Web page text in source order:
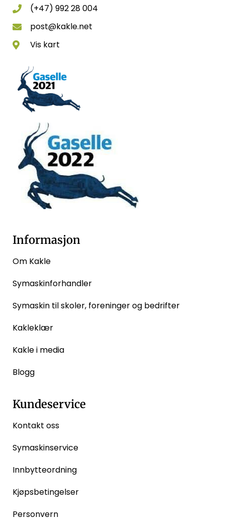
(+47) 992 28 004
post@kakle.net
Vis kart
Informasjon
Om Kakle
Symaskinforhandler
Symaskin til skoler, foreninger og bedrifter
Kakleklær
Kakle i media
Blogg
Kundeservice
Kontakt oss
Symaskinservice
Innbytteordning
Kjøpsbetingelser
Personvern